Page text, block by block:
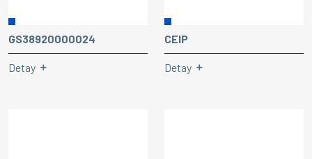
GS38920000024
Detay
CEIP
Detay